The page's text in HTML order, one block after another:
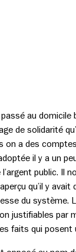
au
de solidarité
on a des
il y a un
public. Il
qu’il y avait
du système.
justifiables par
faits qui